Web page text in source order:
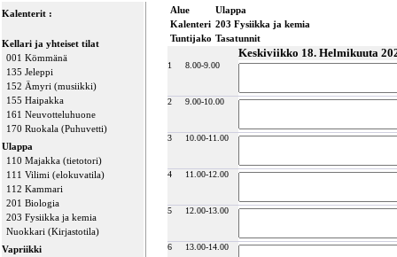
Kalenterit :
Kellari ja yhteiset tilat
001 Kömmänä
135 Jeleppi
152 Ämyri (musiikki)
155 Haipakka
161 Neuvotteluhuone
170 Ruokala (Puhuvetti)
Ulappa
110 Majakka (tietotori)
111 Vilimi (elokuvatila)
112 Kammari
201 Biologia
203 Fysiikka ja kemia
Nuokkari (Kirjastotila)
Vapriikki
Alue
Ulappa
Kalenteri 203 Fysiikka ja kemia
Tuntijako Tasatunnit
Keskiviikko 18. Helmikuuta
1 8.00-9.00
2 9.00-10.00
3 10.00-11.00
4 11.00-12.00
5 12.00-13.00
6 13.00-14.00